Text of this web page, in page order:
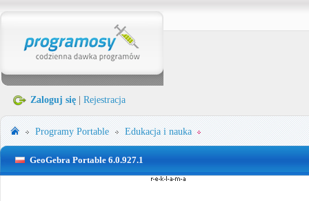
Zaloguj się Rejestracja
Programy Portable Edukacja i nauka
GeoGebra Portable 6.0.927.1